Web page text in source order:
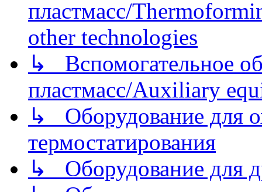
пластмасс/
other technologies
↳ Вспомогательное
пластмасс/Auxiliary
↳ Оборудование для
термостатирования
↳ Оборудование для